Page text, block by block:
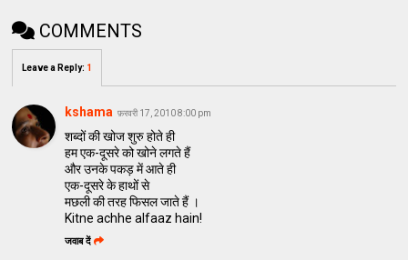
COMMENTS
Leave a Reply: 1
kshama फ़रवरी 17, 2010 8:00 pm
शब्दों की खोज शुरु होते ही
हम एक-दूसरे को खोने लगते हैं
और उनके पकड़ में आते ही
एक-दूसरे के हाथों से
मछली की तरह फिसल जाते हैं ।
Kitne achhe alfaaz hain!
जवाब दें